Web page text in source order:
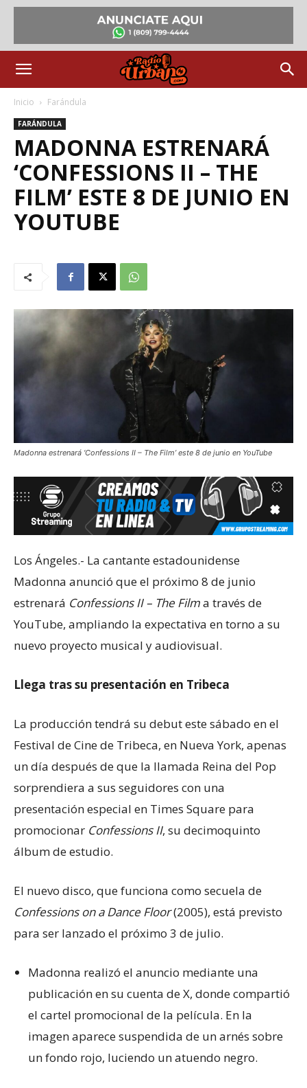
Inicio Farándula
FARÁNDULA
MADONNA ESTRENARÁ
‘CONFESSIONS II – THE
FILM’ ESTE 8 DE JUNIO EN
YOUTUBE
Madonna estrenará ‘Confessions II – The Film’ este 8 de junio en YouTube
Los Ángeles.- La cantante estadounidense
Madonna anunció que el próximo 8 de junio
estrenará Confessions II – The Filma través de
YouTube, ampliando la expectativa en torno a su
nuevo proyecto musical y audiovisual.
Llega tras su presentación en Tribeca
La producción tendrá su debut este sábado en el
Festival de Cine de Tribeca, en Nueva York, apenas
un día después de que la llamada Reina del Pop
sorprendiera a sus seguidores con una
presentación especial en Times Square para
promocionar Confessions II, su decimoquinto
álbum de estudio.
El nuevo disco, que funciona como secuela de
Confessions on a Dance Floor(2005), está previsto
para ser lanzado el próximo 3 de julio.
Madonna realizó el anuncio mediante una
publicación en su cuenta de X, donde compartió
el cartel promocional de la película. En la
imagen aparece suspendida de un arnés sobre
un fondo rojo, luciendo un atuendo negro.